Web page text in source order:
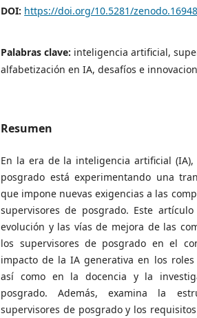
DOI: https://doi.org/10.5281/
Palabras clave: inteligencia artificial,
alfabetización en IA, desafíos e
Resumen
En la era de la inteligencia artificial
posgrado está experimentando una
que impone nuevas exigencias a las
supervisores de posgrado. Este
evolución y las vías de mejora de las
los supervisores de posgrado en el
impacto de la IA generativa en los
así como en la docencia y la
posgrado. Además, examina la
supervisores de posgrado y los